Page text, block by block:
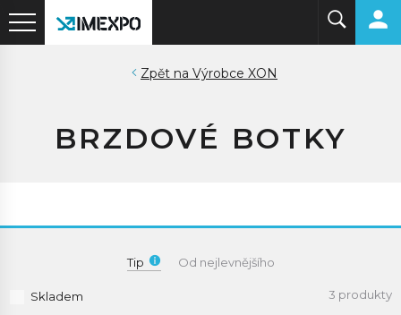
Výrobce XON
BRZDOVÉ BOTKY
Tip Od nejlevnějšího
Skladem 3 produkty